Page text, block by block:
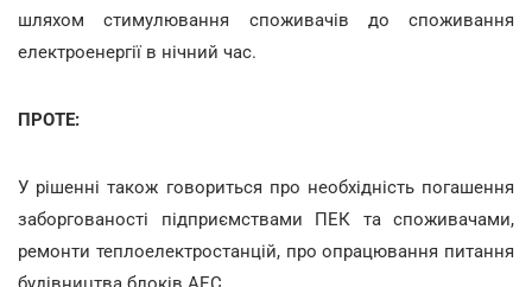
шляхом стимулювання споживачів до споживання
електроенергії в нічний час.
ПРОТЕ:
У рішенні також говориться про необхідність погашення
заборгованості підприємствами ПЕК та споживачами,
ремонти теплоелектростанцій, про опрацювання питання